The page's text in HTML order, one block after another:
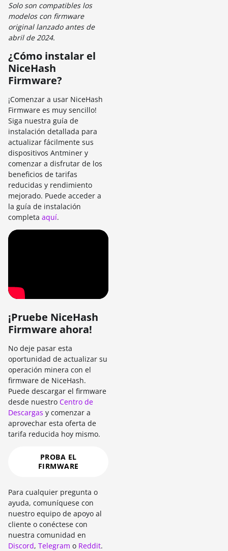
Solo son compatibles los
modelos con firmware
original lanzado antes de
abril de 2024.
¿Cómo instalar el
NiceHash
Firmware?
¡Comenzar a usar NiceHash
Firmware es muy sencillo!
Siga nuestra guía de
instalación detallada para
actualizar fácilmente sus
dispositivos Antminer y
comenzar a disfrutar de los
beneficios de tarifas
reducidas y rendimiento
mejorado. Puede acceder a
la guía de instalación
completa aquí.
¡Pruebe NiceHash
Firmware ahora!
No deje pasar esta
oportunidad de actualizar su
operación minera con el
firmware de NiceHash.
Puede descargar el firmware
desde nuestro Centro de
Descargas y comenzar a
aprovechar esta oferta de
tarifa reducida hoy mismo.
PROBA EL
FIRMWARE
Para cualquier pregunta o
ayuda, comuníquese con
nuestro equipo de apoyo al
cliente o conéctese con
nuestra comunidad en
Discord, Telegram o Reddit.